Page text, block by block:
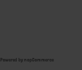
Powered by nopCommerce